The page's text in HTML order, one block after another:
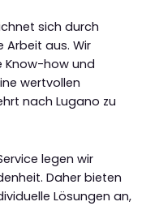
sich durch
Arbeit aus. Wir
Know-how und
wertvollen
nach Lugano zu
legen wir
Daher bieten
Lösungen an,